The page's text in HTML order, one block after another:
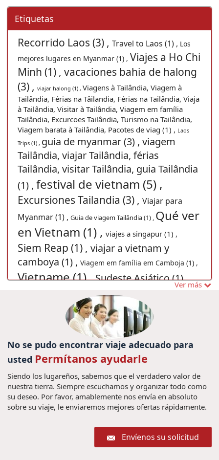
Etiquetas
Recorrido Laos (3) , Travel to Laos (1) , Los
mejores lugares en Myanmar (1) , Viajes a Ho Chi
Minh (1) , vacaciones bahia de halong
(3) , viajar halong (1) , Viagens à Tailândia, Viagem à
Tailândia, Férias na Tâilandia, Férias na Tailândia, Viaja
à Tailândia, Visitar à Tailândia, Viagem em família
Tailândia, Excurcoes Tailândia, Turismo na Tailândia,
Viagem barata à Tailândia, Pacotes de viag (1) , Laos
Trips (1) , guia de myanmar (3) , viagem
Tailândia, viajar Tailândia, férias
Tailândia, visitar Tailândia, guia Tailândia
(1) , festival de vietnam (5) ,
Excursiones Tailandia (3) , Viajar para
Myanmar (1) , Guia de viagem Tailândia (1) , Qué ver
en Vietnam (1) , viajes a singapur (1) ,
Siem Reap (1) , viajar a vietnam y
camboya (1) , Viagem em família em Camboja (1) ,
Vietname (1) ,Sudeste Asiático (1) ,
Viagens Vietname (1)
Viajes privado a Laos (1) ,Kim Jong Un (1) ,
Indochina Tours (3) ,
Vietnã Grand
guia de viajes (2) ,Excursiones Vietnam
(22) ,viajar no vietnam (1) ,Viajar ao Vietnã (1) ,viajar
Tailândia (1) ,Viajar a Tailandia con los
niños (1) ,Excusiones Laos (4) ,Vu Lan Festival
(1) ,Descubrir Vietnam (26) ,Ferias no Camboja (1) ,Viajar par
Mianmar (1) , Guia de tailandia (1) ,Viaje a Medida a
Viagens Vietname (1) ,
Como passar duas semanas no Vietnã
Ver más
No se pudo encontrar viaje adecuado para
usted Permítanos ayudarle
Siendo los lugareños, sabemos que el verdadero valor de
nuestra tierra. Siempre escuchamos y organizar todo como
su deseo. Por favor, amablemente nos envía en absoluto
sobre su viaje, le enviaremos mejores ofertas rápidamente.
Envíenos su solicitud